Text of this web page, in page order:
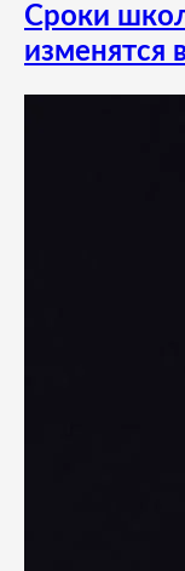
Сроки
изменятся